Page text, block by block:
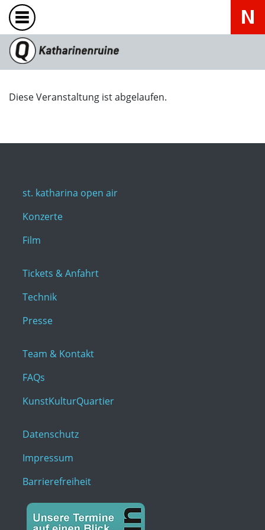
Diese Veranstaltung ist abgelaufen.
st. katharina open air
Konzerte
Film
Tickets & Anfahrt
Technik
Presse
Team & Kontakt
FAQs
KunstKulturQuartier
Datenschutz
Impressum
Barrierefreiheit